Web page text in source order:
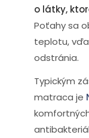
o látky,
Poťahy sa
teplotu,
odstránia.
Typickým
matraca je